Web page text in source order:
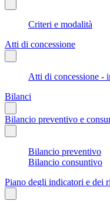
Criteri e modalità
Atti di concessione
Atti di concessione -
Bilanci
Bilancio preventivo e
Bilancio preventivo
Bilancio consuntivo
Piano degli indicatori e dei